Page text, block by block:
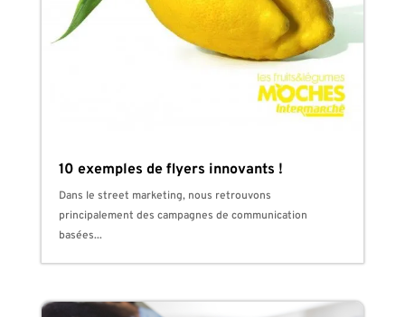
10 exemples de flyers innovants !
Dans le street marketing, nous retrouvons
principalement des campagnes de communication
basées...